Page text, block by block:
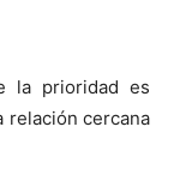
la prioridad es
relación cercana